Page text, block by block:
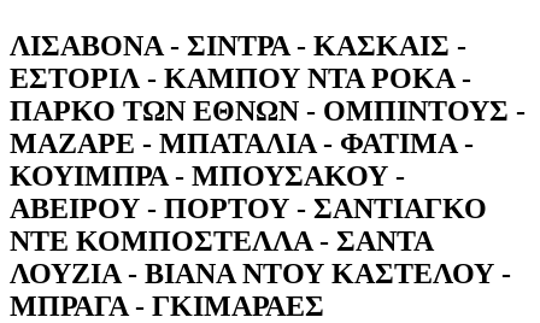
ΛΙΣΑΒΟΝΑ - ΣΙΝΤΡΑ - ΚΑΣΚΑΙΣ -
ΕΣΤΟΡΙΛ - ΚΑΜΠΟΥ ΝΤΑ ΡΟΚΑ -
ΠΑΡΚΟ ΤΩΝ ΕΘΝΩΝ - ΟΜΠΙΝΤΟΥΣ -
ΜΑΖΑΡΕ - ΜΠΑΤΑΛΙΑ - ΦΑΤΙΜΑ -
ΚΟΥΙΜΠΡΑ - ΜΠΟΥΣΑΚΟΥ -
ΑΒΕΙΡΟΥ - ΠΟΡΤΟΥ - ΣΑΝΤΙΑΓΚΟ
ΝΤΕ ΚΟΜΠΟΣΤΕΛΛΑ - ΣΑΝΤΑ
ΛΟΥΖΙΑ - ΒΙΑΝΑ ΝΤΟΥ ΚΑΣΤΕΛΟΥ -
ΜΠΡΑΓΑ - ΓΚΙΜΑΡΑΕΣ